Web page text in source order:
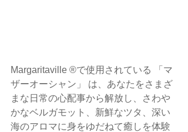
Margaritaville ®で使用されている 「マ
ザーオーシャン」 は、あなたをさまざ
まな日常の心配事から解放し、さわや
かなベルガモット、新鮮なツタ、深い
海のアロマに身をゆだねて癒しを体験